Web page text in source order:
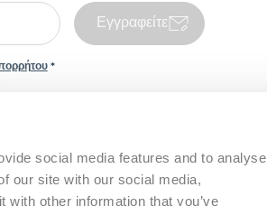
social media features and to analyse
our site with our social media,
other information that you’ve
*
Εγγραφείτε
Σχετικά με εμάς
Baby Wellness
πλαισίου προώθησης χώρας